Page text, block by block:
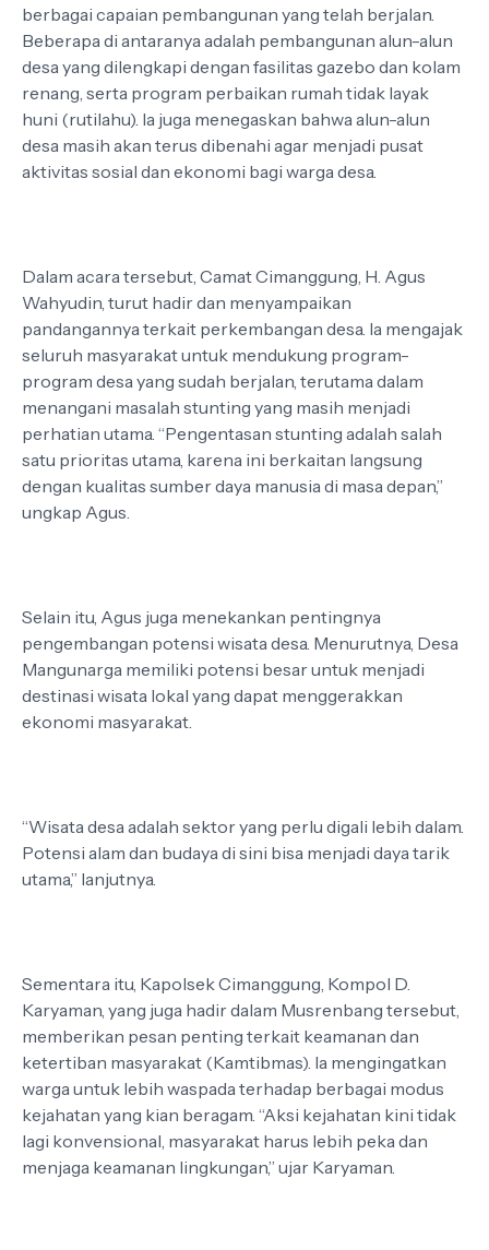
berbagai capaian pembangunan yang telah berjalan.
Beberapa di antaranya adalah pembangunan alun-alun
desa yang dilengkapi dengan fasilitas gazebo dan kolam
renang, serta program perbaikan rumah tidak layak
huni (rutilahu). Ia juga menegaskan bahwa alun-alun
desa masih akan terus dibenahi agar menjadi pusat
aktivitas sosial dan ekonomi bagi warga desa.
Dalam acara tersebut, Camat Cimanggung, H. Agus
Wahyudin, turut hadir dan menyampaikan
pandangannya terkait perkembangan desa. Ia mengajak
seluruh masyarakat untuk mendukung program-
program desa yang sudah berjalan, terutama dalam
menangani masalah stunting yang masih menjadi
perhatian utama. “Pengentasan stunting adalah salah
satu prioritas utama, karena ini berkaitan langsung
dengan kualitas sumber daya manusia di masa depan,”
ungkap Agus.
Selain itu, Agus juga menekankan pentingnya
pengembangan potensi wisata desa. Menurutnya, Desa
Mangunarga memiliki potensi besar untuk menjadi
destinasi wisata lokal yang dapat menggerakkan
ekonomi masyarakat.
“Wisata desa adalah sektor yang perlu digali lebih dalam.
Potensi alam dan budaya di sini bisa menjadi daya tarik
utama,” lanjutnya.
Sementara itu, Kapolsek Cimanggung, Kompol D.
Karyaman, yang juga hadir dalam Musrenbang tersebut,
memberikan pesan penting terkait keamanan dan
ketertiban masyarakat (Kamtibmas). Ia mengingatkan
warga untuk lebih waspada terhadap berbagai modus
kejahatan yang kian beragam. “Aksi kejahatan kini tidak
lagi konvensional, masyarakat harus lebih peka dan
menjaga keamanan lingkungan,” ujar Karyaman.